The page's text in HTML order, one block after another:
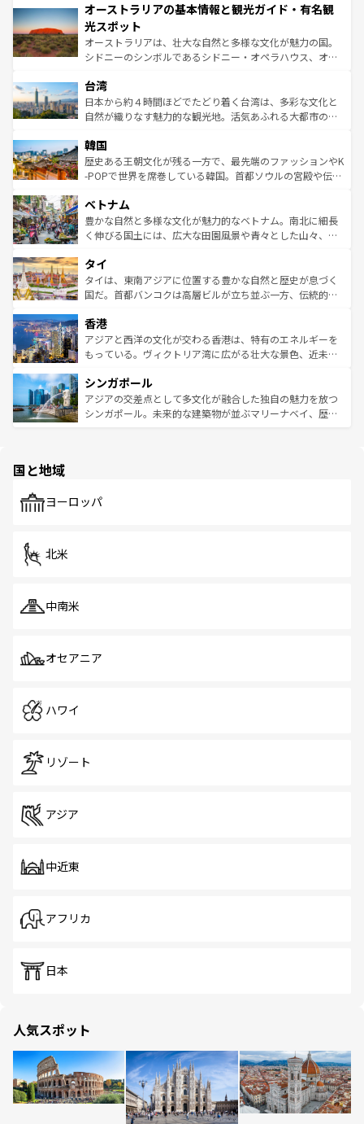
部のニューオーリンズでは、音楽と美食が融合した独特の
文化が魅力。旅行者はアメリカの各地域で異なる魅力を楽
しみながら、その多様性と豊かな歴史を感じることができ
るだろう。車でのロードトリップや列車の旅も、アメリカ
情報は
ワイ島は見逃せない。また、定番の観光地といえばオアフ
島だが、静かな自然を求めるならマウイ島やカウアイ島が
おすすめ。エメラルドグリーンに輝く海をはじめ、豊かな
文化や歴史が息づいている。「アロハスピリット」と呼ば
人々、おいしいローカルフードやハワイアンミュージッ
ク、伝統的なフラダンスなど、すべてがハワイの魅力を彩
っている。訪れるたびに新しい発見と感動が待っているハ
はコンテンツ一覧
オーストラリアの基本情報と観光ガイド・有名観
光スポット
オーストラリアは、壮大な自然と多様な文化が魅力の国。
シドニーのシンボルであるシドニー・オペラハウス、オー
リアリーフや大陸中央部にそびえるウルル（エアーズロッ
ク）、タスマニアの美しい原生林やケアンズの熱帯雨林な
ど、見どころがたくさん。また、カフェやワイン、オージ
いる。アクティビティも充実しており、サーフィンやダイ
ビング、ハイキングなど、アウトドア好きにはたまらな
い。オーストラリアの多彩な魅力を存分に味わいつくそ
参照してほしい。
台湾
日本から約４時間ほどでたどり着く台湾は、多彩な文化と
自然が織りなす魅力的な観光地。活気あふれる大都市の台
ン）、静ひつな山岳地帯である台湾東部など、都市の喧騒
と山間の静けさが共存しており、訪れる人に新しい発見と
驚きをもたらしてくれる。また、奥深い台湾の食文化も魅
容にもいいと評判のスイーツなど、バラエティ豊かな料理
が味わえる。 なお、新着の台湾情報は コンテンツ一覧を参
照してほしい。
韓国
歴史ある王朝文化が残る一方で、最先端のファッションやK
-POPで世界を席巻している韓国。首都ソウルの宮殿や伝統
き、地方に足を延ばせば四季折々の自然美を楽しむことが
できる。そして、キムチや焼肉、絶品のストリートフード
まで、さまざまな韓国料理が待っている。夜には、韓国な
リティに包まれながら、韓国の多彩な魅力を心ゆくまで味
わってみてほしい。 なお、新着の韓国情報はコンテンツ一
覧を参照してほしい。
ベトナム
豊かな自然と多様な文化が魅力的なベトナム。南北に細長
く伸びる国土には、広大な田園風景や青々とした山々、世
急速な発展と共に伝統が息づく。ハノイの古い町並みやホ
ーチミン市のフランス統治時代の建物も、独特の雰囲気を
醸し出している。また、バラエティの豊かさとおいしさで
とつ。フォーやバインミー、ベトナムコーヒーなどは、ぜ
ひ現地で味わいたい。どの地域を訪れてもあたたかい人々
が旅行者を迎えてくれるので、きっと忘れられない旅にな
参照してほしい。
タイ
タイは、東南アジアに位置する豊かな自然と歴史が息づく
国だ。首都バンコクは高層ビルが立ち並ぶ一方、伝統的な
の活気が交差している。北部ではチェンマイなどの山岳地
帯で自然と触れ合い、南部ではプーケットやクラビの美し
いビーチでリゾート気分を楽しむことができる。タイ料理
激する。気候は一年中温暖で、どの季節にも異なる楽しみ
が待っている。親しみやすいタイの人々、仏教を中心とし
た文化、そして多様な観光資源が、訪れる旅人を魅了し続
香港
アジアと西洋の文化が交わる香港は、特有のエネルギーを
もっている。ヴィクトリア湾に広がる壮大な景色、近未来
み、どこを訪れても感動するはず。観光スポットが密集し
ており、効率よく見どころを回れるのも魅力。息をのむよ
うな絶景から文化的な体験まで、香港を存分に楽しみ尽く
シンガポール
アジアの交差点として多文化が融合した独自の魅力を放つ
シンガポール。未来的な建築物が並ぶマリーナベイ、歴史
で、ホーカーズは地元の風情を楽しめる外せないスポット
国と地域
ヨーロッパ
北米
中南米
オセアニア
ハワイ
リゾート
アジア
中近東
アフリカ
日本
人気スポット